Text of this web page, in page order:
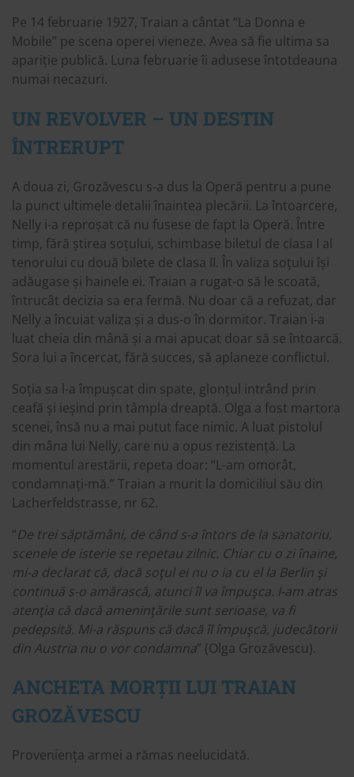
Pe 14 februarie 1927, Traian a cântat “La Donna e
Mobile” pe scena operei vieneze. Avea să fie ultima sa
apariție publică. Luna februarie îi adusese întotdeauna
numai necazuri.
UN REVOLVER – UN DESTIN
ÎNTRERUPT
A doua zi, Grozăvescu s-a dus la Operă pentru a pune
la punct ultimele detalii înaintea plecării. La întoarcere,
Nelly i-a reproșat că nu fusese de fapt la Operă. Între
timp, fără știrea soțului, schimbase biletul de clasa I al
tenorului cu două bilete de clasa II. În valiza soțului își
adăugase și hainele ei. Traian a rugat-o să le scoată,
întrucât decizia sa era fermă. Nu doar că a refuzat, dar
Nelly a încuiat valiza și a dus-o în dormitor. Traian i-a
luat cheia din mână și a mai apucat doar să se întoarcă.
Sora lui a încercat, fără succes, să aplaneze conflictul.
Soția sa l-a împușcat din spate, glonțul intrând prin
ceafă și ieșind prin tâmpla dreaptă. Olga a fost martora
scenei, însă nu a mai putut face nimic. A luat pistolul
din mâna lui Nelly, care nu a opus rezistență. La
momentul arestării, repeta doar: “L-am omorât,
condamnați-mă.” Traian a murit la domiciliul său din
Lacherfeldstrasse, nr 62.
“De trei săptămâni, de când s-a întors de la sanatoriu,
scenele de isterie se repetau zilnic. Chiar cu o zi înaine,
mi-a declarat că, dacă soţul ei nu o ia cu el la Berlin şi
continuă s-o amărască, atunci îl va împuşca. I-am atras
atenţia că dacă ameninţările sunt serioase, va fi
pedepsită. Mi-a răspuns că dacă îl împuşcă, judecătorii
din Austria nu o vor condamna” (Olga Grozăvescu).
ANCHETA MORȚII LUI TRAIAN
GROZĂVESCU
Proveniența armei a rămas neelucidată.